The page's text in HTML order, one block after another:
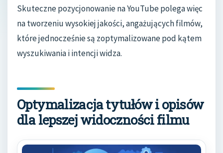
Skuteczne pozycjonowanie na YouTube polega więc
na tworzeniu wysokiej jakości, angażujących filmów,
które jednocześnie są zoptymalizowane pod kątem
wyszukiwania i intencji widza.
Optymalizacja tytułów i opisów
dla lepszej widoczności filmu